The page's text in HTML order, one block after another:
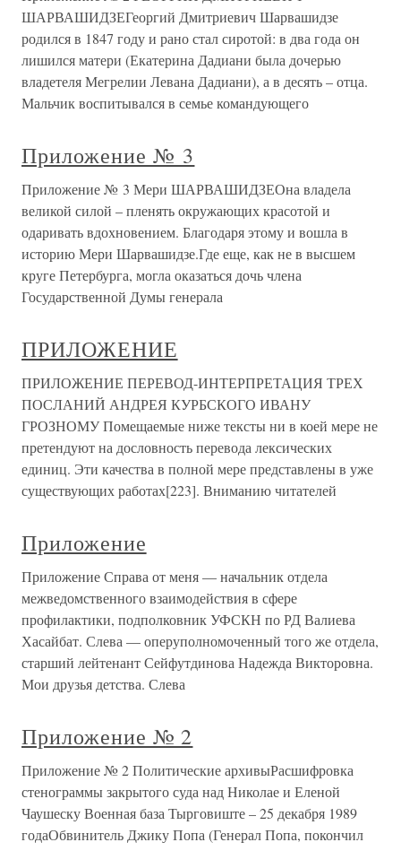
ШАРВАШИДЗЕГеоргий Дмитриевич Шарвашидзе
родился в 1847 году и рано стал сиротой: в два года он
лишился матери (Екатерина Дадиани была дочерью
владетеля Мегрелии Левана Дадиани), а в десять – отца.
Мальчик воспитывался в семье командующего
Приложение № 3
Приложение № 3 Мери ШАРВАШИДЗЕОна владела
великой силой – пленять окружающих красотой и
одаривать вдохновением. Благодаря этому и вошла в
историю Мери Шарвашидзе.Где еще, как не в высшем
круге Петербурга, могла оказаться дочь члена
Государственной Думы генерала
ПРИЛОЖЕНИЕ
ПРИЛОЖЕНИЕ ПЕРЕВОД-ИНТЕРПРЕТАЦИЯ ТРЕХ
ПОСЛАНИЙ АНДРЕЯ КУРБСКОГО ИВАНУ
ГРОЗНОМУ Помещаемые ниже тексты ни в коей мере не
претендуют на дословность перевода лексических
единиц. Эти качества в полной мере представлены в уже
существующих работах[223]. Вниманию читателей
Приложение
Приложение Справа от меня — начальник отдела
межведомственного взаимодействия в сфере
профилактики, подполковник УФСКН по РД Валиева
Хасайбат. Слева — оперуполномоченный того же отдела,
старший лейтенант Сейфутдинова Надежда Викторовна.
Мои друзья детства. Слева
Приложение № 2
Приложение № 2 Политические архивыРасшифровка
стенограммы закрытого суда над Николае и Еленой
Чаушеску Военная база Тырговиште – 25 декабря 1989
годаОбвинитель Джику Попа (Генерал Попа, покончил